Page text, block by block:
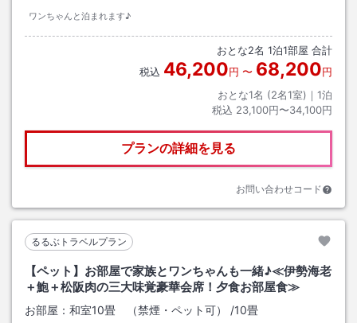
ワンちゃんと泊まれます♪
おとな2名 1泊1部屋 合計
税込 46,200円 〜 68,200円
おとな1名 (2名1室)｜ 1泊
税込 23,100円〜34,100円
プランの詳細を見る
お問い合わせコード
るるぶトラベルプラン
【ペット】お部屋で家族とワンちゃんも一緒♪≪伊勢海老
＋鮑＋松阪肉の三大味覚豪華会席！夕食お部屋食≫
お部屋： 和室10畳 （禁煙・ペット可） /10畳